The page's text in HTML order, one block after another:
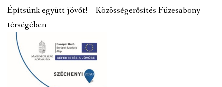
Építsünk együtt jövőt! – Közösségerősítés Füzesabony
térségében